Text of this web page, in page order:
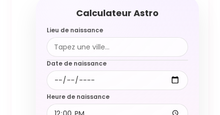
Lieu de naissance
Date de naissance
Heure de naissance